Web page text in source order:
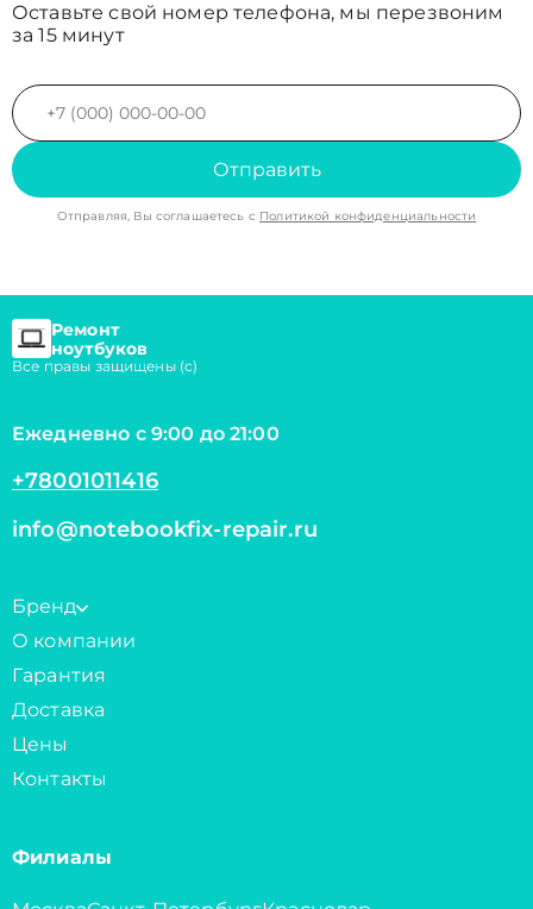
Оставьте свой номер телефона, мы перезвоним
за 15 минут
Отправить
Отправляя, Вы соглашаетесь с Политикой конфиденциальности
Ремонт
ноутбуков
Все правы защищены (с)
Ежедневно с 9:00 до 21:00
+78001011416
info@notebookfix-repair.ru
Бренд
О компании
Гарантия
Доставка
Цены
Контакты
Филиалы